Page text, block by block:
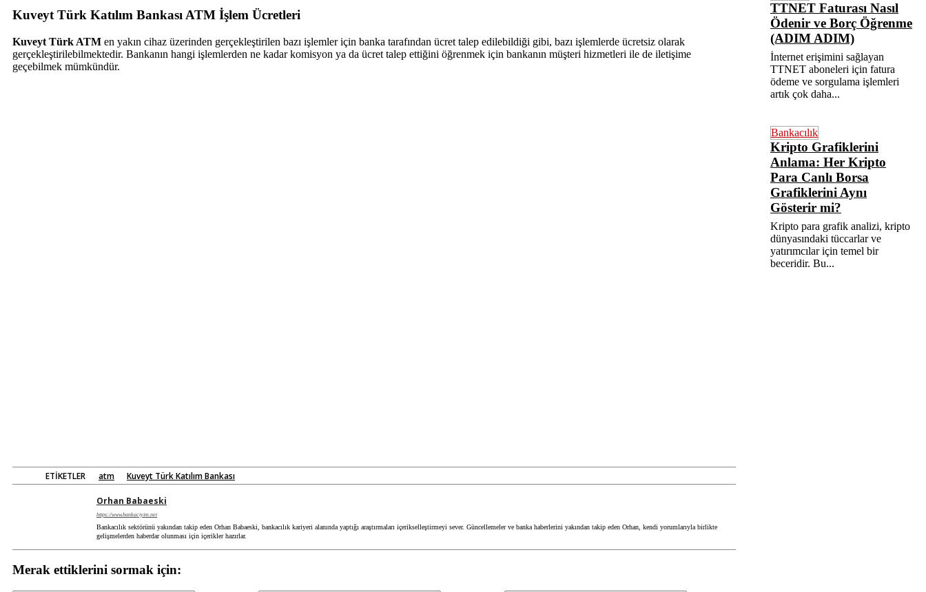
Kuveyt Türk Katılım Bankası ATM İşlem Ücretleri
Kuveyt Türk ATM en yakın cihaz üzerinden gerçekleştirilen bazı işlemler için banka tarafından ücret talep edilebildiği gibi, bazı işlemlerde ücretsiz olarak
gerçekleştirilebilmektedir. Bankanın hangi işlemlerden ne kadar komisyon ya da ücret talep ettiğini öğrenmek için bankanın müşteri hizmetleri ile de iletişime
geçebilmek mümkündür.
ETIKETLER atm Kuveyt Türk Katılım Bankası
Orhan Babaeski
https://www.bankaciyim.net
Bankacılık sektörünü yakından takip eden Orhan Babaeski, bankacılık kariyeri alanında yaptığı araştırmaları içerikselleştirmeyi sever. Güncellemeler ve banka haberlerini yakından takip eden Orhan, kendi yorumlarıyla birlikte
gelişmelerden haberdar olunması için içerikler hazırlar.
Merak ettiklerini sormak için:
TTNET Faturası Nasıl
Ödenir ve Borç Öğrenme
(ADIM ADIM)
İnternet erişimini sağlayan
TTNET aboneleri için fatura
ödeme ve sorgulama işlemleri
artık çok daha...
Bankacılık
Kripto Grafiklerini
Anlama: Her Kripto
Para Canlı Borsa
Grafiklerini Aynı
Gösterir mi?
Kripto para grafik analizi, kripto
dünyasındaki tüccarlar ve
yatırımcılar için temel bir
beceridir. Bu...